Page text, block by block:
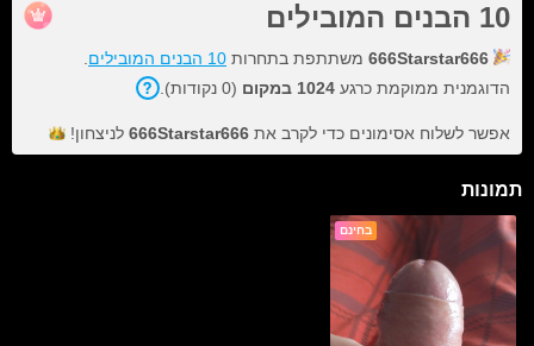
10 הבנים המובילים
666Starstar666 משתתפת בתחרות 10 הבנים המובילים
הדוגמנית ממוקמת כרגע 1024 במקום (0 נקודות).
אפשר לשלוח אסימונים כדי לקרב את 666Starstar666 לניצחון!
תמונות
בחינם